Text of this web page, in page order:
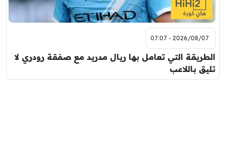
2026/08/07 - 07:07
الطريقة التي تعامل بها ريال مدريد مع صفقة رودري لا
تليق باللاعب